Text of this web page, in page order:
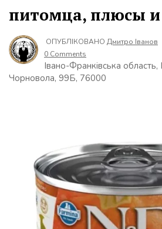
питомца, плюсы
ОПУБЛІКОВАНО Дмитро Іванов
0 Comments
Івано-Франківська область,
Чорновола, 99Б, 76000